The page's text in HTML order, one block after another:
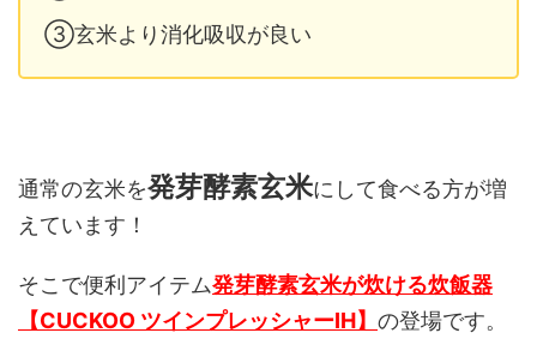
③玄米より消化吸収が良い
通常の玄米を発芽酵素玄米にして食べる方が増
えています！
そこで便利アイテム発芽酵素玄米が炊ける炊飯器
【CUCKOO ツインプレッシャーIH】 の登場です。